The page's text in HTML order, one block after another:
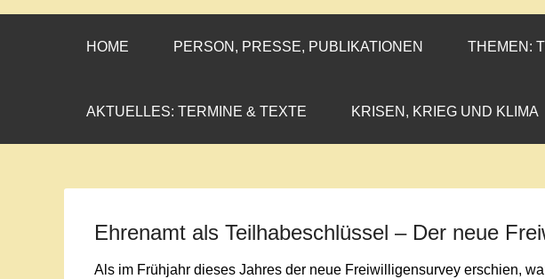
CORNELIA
»ENGAGEMENT MIT PROFIL«
HOME PERSON, PRESSE, PUBLIKATIONEN THEMEN:
AKTUELLES: TERMINE & TEXTE KRISEN, KRIEG UND KLIMA
Ehrenamt als Teilhabeschlüssel – Der neue
Als im Frühjahr dieses Jahres der neue Freiwilligensurvey erschien,